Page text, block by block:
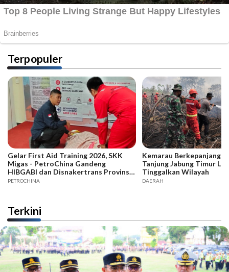
Terpopuler
Gelar First Aid Training 2026, SKK
Migas - PetroChina Gandeng
HIBGABI dan Disnakertrans Provinsi
Jambi
PETROCHINA
Kemarau
Tanjung Jabung Timur
Tinggalkan Wilayah
DAERAH
Terkini